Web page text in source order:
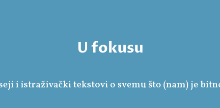
U fokusu
i istraživački tekstovi o svemu što (nam) je